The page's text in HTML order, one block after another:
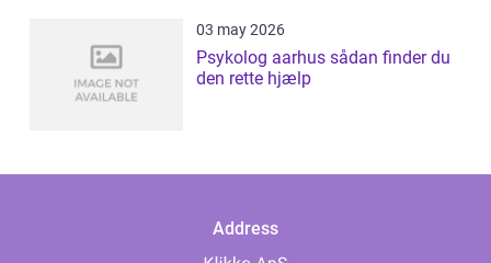
03 may 2026
Psykolog aarhus sådan finder du
den rette hjælp
Address